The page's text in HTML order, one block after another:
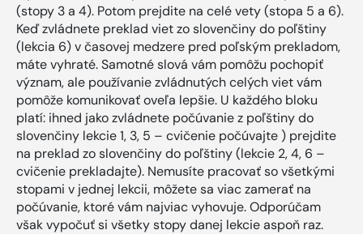
(stopy 3 a 4). Potom prejdite na celé vety (stopa 5 a 6).
Keď zvládnete preklad viet zo slovenčiny do poľštiny
(lekcia 6) v časovej medzere pred poľským prekladom,
máte vyhraté. Samotné slová vám pomôžu pochopiť
význam, ale používanie zvládnutých celých viet vám
pomôže komunikovať oveľa lepšie. U každého bloku
platí: ihned jako zvládnete počúvanie z poľštiny do
slovenčiny lekcie 1, 3, 5 – cvičenie počúvajte ) prejdite
na preklad zo slovenčiny do poľštiny (lekcie 2, 4, 6 –
cvičenie prekladajte). Nemusíte pracovať so všetkými
stopami v jednej lekcii, môžete sa viac zamerať na
počúvanie, ktoré vám najviac vyhovuje. Odporúčam
však vypočuť si všetky stopy danej lekcie aspoň raz.